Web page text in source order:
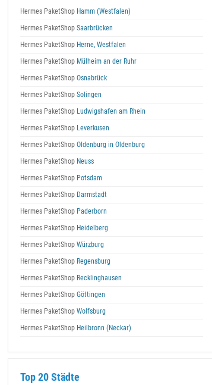
Hermes PaketShop Hamm (Westfalen)
Hermes PaketShop Saarbrücken
Hermes PaketShop Herne, Westfalen
Hermes PaketShop Mülheim an der Ruhr
Hermes PaketShop Osnabrück
Hermes PaketShop Solingen
Hermes PaketShop Ludwigshafen am Rhein
Hermes PaketShop Leverkusen
Hermes PaketShop Oldenburg in Oldenburg
Hermes PaketShop Neuss
Hermes PaketShop Potsdam
Hermes PaketShop Darmstadt
Hermes PaketShop Paderborn
Hermes PaketShop Heidelberg
Hermes PaketShop Würzburg
Hermes PaketShop Regensburg
Hermes PaketShop Recklinghausen
Hermes PaketShop Göttingen
Hermes PaketShop Wolfsburg
Hermes PaketShop Heilbronn (Neckar)
Top 20 Städte